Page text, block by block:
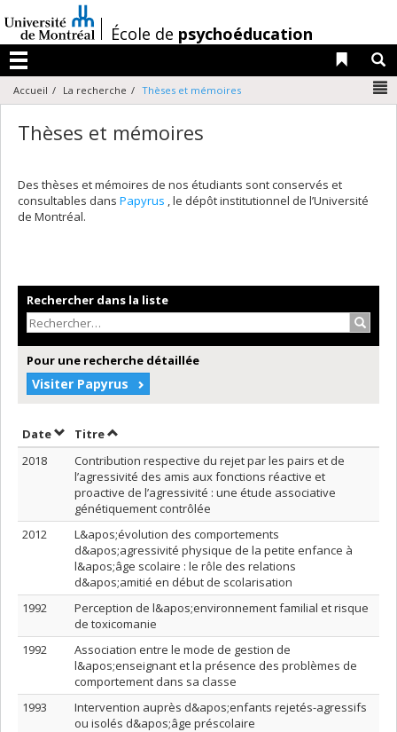
au
contenu
/École de psychoéducation
Menu
Liens
Accueil La recherche Thèses et mémoires
Thèses et mémoires
Des thèses et mémoires de nos étudiants sont conservés et
consultables dans Papyrus , le dépôt institutionnel de l’Université
de Montréal.
Rechercher dans la liste
Pour une recherche détaillée
Visiter Papyrus
DateTrier par date en ordre décroissant
TitreTrier par titre en ordre décroissant
2018
Contribution respective du rejet par les pairs et de
l’agressivité des amis aux fonctions réactive et
proactive de l’agressivité : une étude associative
génétiquement contrôlée
2012
L&apos;évolution des comportements
d&apos;agressivité physique de la petite enfance à
l&apos;âge scolaire : le rôle des relations
d&apos;amitié en début de scolarisation
1992
Perception de l&apos;environnement familial et risque
de toxicomanie
1992
Association entre le mode de gestion de
l&apos;enseignant et la présence des problèmes de
comportement dans sa classe
1993
Intervention auprès d&apos;enfants rejetés-agressifs
ou isolés d&apos;âge préscolaire